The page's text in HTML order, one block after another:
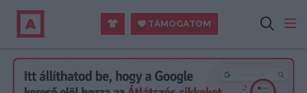
TÁMOGATOM